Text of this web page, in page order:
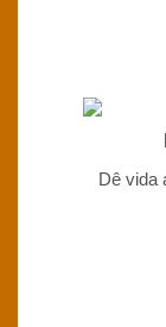
Dê vida